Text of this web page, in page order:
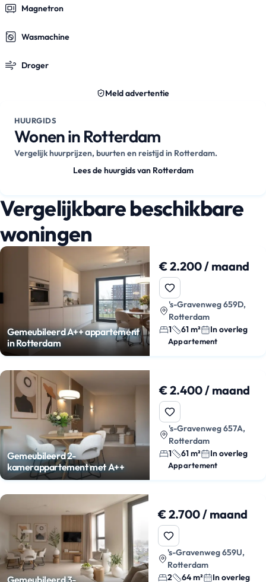
Magnetron
Wasmachine
Droger
Meld advertentie
HUURGIDS
Wonen in Rotterdam
Vergelijk huurprijzen, buurten en reistijd in Rotterdam.
Lees de huurgids van Rotterdam
Vergelijkbare beschikbare
woningen
Gemeubileerd A++ appartement
in Rotterdam
€ 2.200 / maand
's-Gravenweg 659D,
Rotterdam
1
61 m² In overleg
Appartement
Gemeubileerd 2-
kamerappartement met A++
€ 2.400 / maand
's-Gravenweg 657A,
Rotterdam
1
61 m² In overleg
Appartement
Gemeubileerd 3-
€ 2.700 / maand
's-Gravenweg 659U,
Rotterdam
2
64 m² In overleg